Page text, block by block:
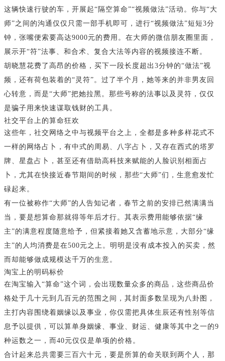
这辆快速行驶的车，开展起“隔空算命”“视频做法”活动。你与“大
师”之间的沟通仅仅只需一部手机即可，进行“视频做法”短短3分
钟，张嘴便索要高达9000元的费用。在大师的微信朋友圈里面，
展示开“符”法事、和合术、复合大法等内容的视频接连不断。
胡晓慧花费了高昂的价格，买下一段长度超出3分钟的“做法”视
频，还有荷包装着的“灵符”。过了半个月，她等来的并非男友回
心转意，而是“大师”把她拉黑。那些号称的法事以及灵符，仅仅
是骗子用来快速谋取钱财的工具。
社交平台上的算命狂欢
这些年，社交网络之中与视频平台之上，全都是多种多样花式不
一样的网络占卜，有中式的周易、八字占卜，又存在西式的塔罗
牌、星盘占卜，甚至还有借助高科技来赋能的人脸识别相面占
卜，尤其在快接近春节期间的时候，那些“大师”们，生意愈发忙
碌起来。
有一位被称作“大师”的人告知记者，春节之前的安排已然满满当
当，要是想算命那就得等年后才行。其表示费用能够依据“缘
主”的满意程度随意给予，但紧接着她又含蓄地示意，大部分“缘
主”的人均消费是在500元之上。明明是没有成本投入的买卖，然
而却能够做成规模达千万的生意。
淘宝上的明码标价
在淘宝输入“算命”这个词，会出现数量众多的商品，这些商品价
格处于几十元到几百元的范围之间，其封面多数呈现为八卦图，
主打内容围绕着姻缘以及事业，你仅需把具体生辰还有性别等信
息予以提供，可以算单身姻缘、事业、财运、健康等其中之一的9
种运数之一，而40元仅仅是单项的价格。
合计起来总共需要三百六十元，要是所算的命关联到两个人，那